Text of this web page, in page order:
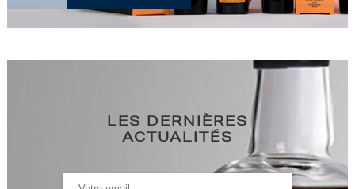
LES DERNIÈRES
ACTUALITÉS